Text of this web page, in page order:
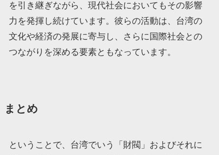
を引き継ぎながら、現代社会においてもその影響
力を発揮し続けています。彼らの活動は、台湾の
文化や経済の発展に寄与し、さらに国際社会との
つながりを深める要素ともなっています。
まとめ
ということで、台湾でいう「財閥」およびそれに